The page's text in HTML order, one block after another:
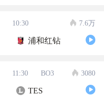
10:30 7.6万
浦和红钻
11:30 BO3 3080
TES